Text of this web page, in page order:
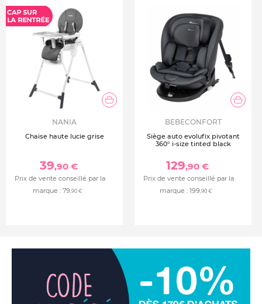
Armoire équipée de 3 étagères réglables et 2 tringles
Dimensions de l’armoire : 110 x 58 x 189 cm
Coloris Honey Ash au style chaleureux et intemporel
Dimensions du plan à langer : 117 x 27 x 5 cm
NANIA
Chaise haute lucie grise
39,90 €
Prix de vente conseillé par la
marque : 79,90 €
BEBECONFORT
Siège auto evolufix pivotant
360° i-size tinted black
129,90 €
Prix de vente conseillé par la
marque : 199,90 €